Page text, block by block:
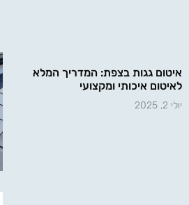
איטום גגות בצפת: המדריך המלא
לאיטום איכותי ומקצועי
יולי 2, 2025